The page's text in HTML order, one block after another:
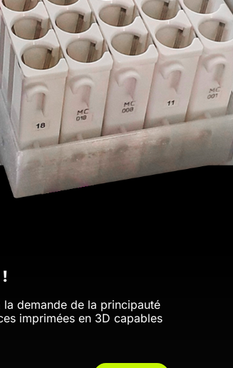
demande de la principauté
imprimées en 3D capables